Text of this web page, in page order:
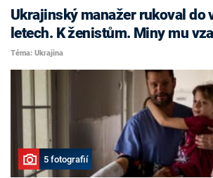
Ukrajinský manažer rukoval do
letech. K ženistům. Miny mu
Téma: Ukrajina
5 fotografií